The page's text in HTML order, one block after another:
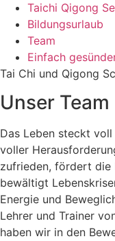
Taichi Qigong
Bildungsurlaub
Team
Einfach
Tai Chi und Qigong
Unser Team
Das Leben steckt
voller
zufrieden, fördert die
bewältigt
Energie und
Lehrer und Trainer
haben wir in den